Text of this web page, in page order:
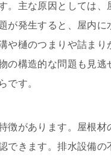
。主な原因としては
が発生すると、屋内
や樋のつまりや詰ま
の構造的な問題も見
です。
徴があります。屋根
できます。排水設備